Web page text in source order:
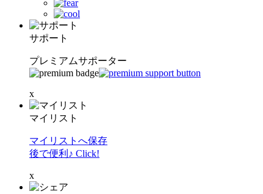
サポート
プレミアムサポーター
x
マイリスト
マイリストへ保存
後で便利♪ Click!
x